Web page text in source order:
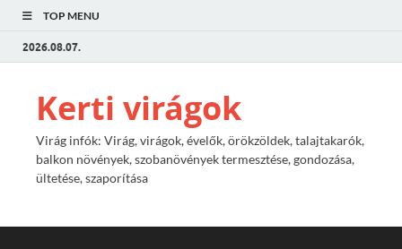
TOP MENU
2026.08.07.
Kerti virágok
Virág infók: Virág, virágok, évelők, örökzöldek, talajtakarók,
balkon növények, szobanövények termesztése, gondozása,
ültetése, szaporítása